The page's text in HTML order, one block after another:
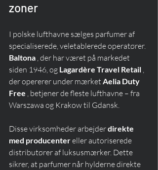
zoner
I polske lufthavne sælges parfumer af
specialiserede, veletablerede operatører.
Baltona , der har været på markedet
siden 1946, og Lagardère Travel Retail ,
der opererer under mærket Aelia Duty
Free , betjener de fleste lufthavne – fra
Warszawa og Krakow til Gdansk.
Disse virksomheder arbejder direkte
med producenter eller autoriserede
distributører af luksusmærker. Dette
sikrer, at parfumer når hylderne direkte